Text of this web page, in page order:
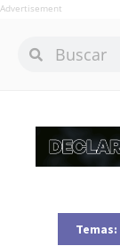
Advertisement
Temas: